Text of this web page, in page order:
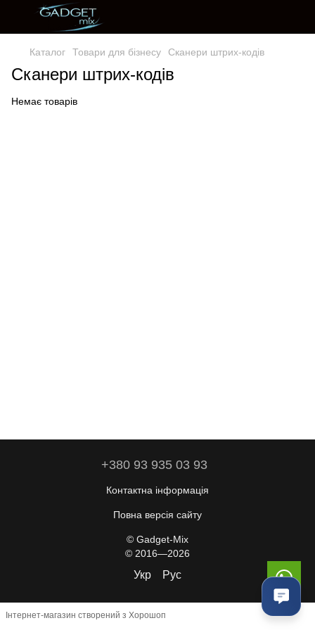
Каталог Товари для бізнесу Сканери штрих-кодів
Сканери штрих-кодів
Немає товарів
+380 93 935 03 93
Контактна інформація
Повна версія сайту
© Gadget-Mix
© 2016—2026
Укр Рус
Інтернет-магазин створений з Хорошоп